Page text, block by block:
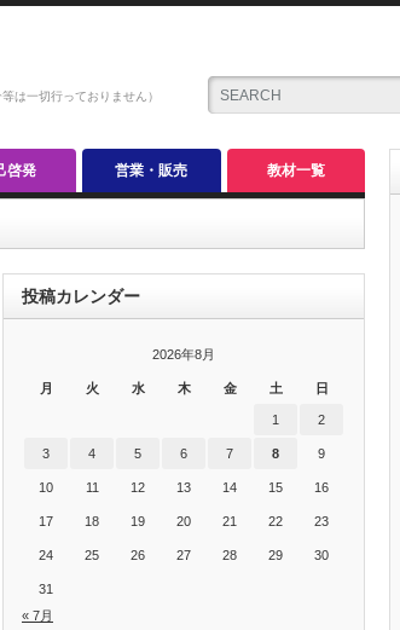
は一切行っておりません）
啓発 営業・販売 教材一覧
投稿カレンダー
2026年8月
月 火 水 木 金 土 日
1 2
3 4 5 6 7 8 9
10 11 12 13 14 15 16
17 18 19 20 21 22 23
24 25 26 27 28 29 30
31
« 7月